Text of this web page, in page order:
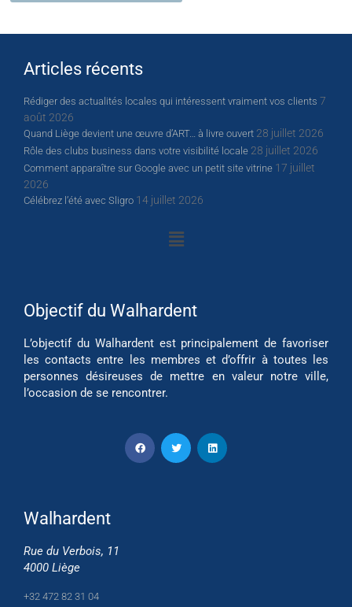
Articles récents
Rédiger des actualités locales qui intéressent vraiment vos clients 7
août 2026
Quand Liège devient une œuvre d’ART… à livre ouvert 28 juillet 2026
Rôle des clubs business dans votre visibilité locale 28 juillet 2026
Comment apparaître sur Google avec un petit site vitrine 17 juillet
2026
Célébrez l’été avec Sligro 14 juillet 2026
Objectif du Walhardent
L’objectif du Walhardent est principalement de favoriser
les contacts entre les membres et d’offrir à toutes les
personnes désireuses de mettre en valeur notre ville,
l’occasion de se rencontrer.
Walhardent
Rue du Verbois, 11
4000 Liège
+32 472 82 31 04